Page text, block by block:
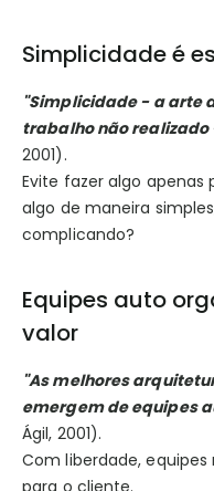
Simplicidade é
"Simplicidade - a arte
trabalho não realizado
2001).
Evite fazer algo apenas
algo de maneira
complicando?
Equipes auto
valor
"As melhores
emergem de equipes
Ágil, 2001).
Com liberdade,